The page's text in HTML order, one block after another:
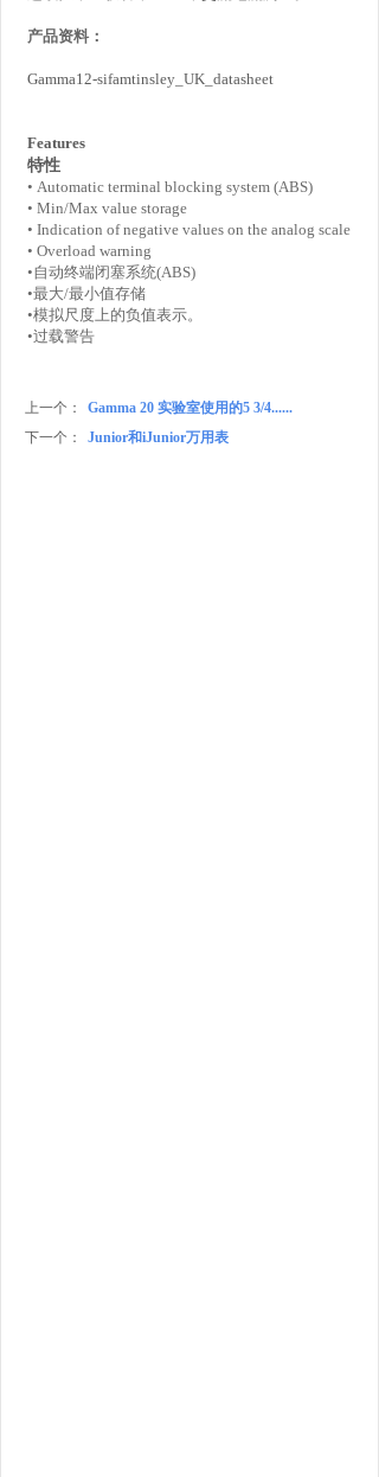
产品资料：
Gamma12-sifamtinsley_UK_datasheet
Features
特性
• Automatic terminal blocking system (ABS)
• Min/Max value storage
• Indication of negative values on the analog scale
• Overload warning
•自动终端闭塞系统(ABS)
•最大/最小值存储
•模拟尺度上的负值表示。
•过载警告
上一个：
Gamma 20 实验室使用的5 3/4......
下一个：
Junior和iJunior万用表